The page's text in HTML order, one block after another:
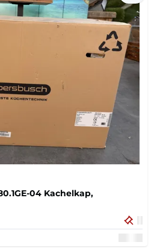
04 Kachelkap,